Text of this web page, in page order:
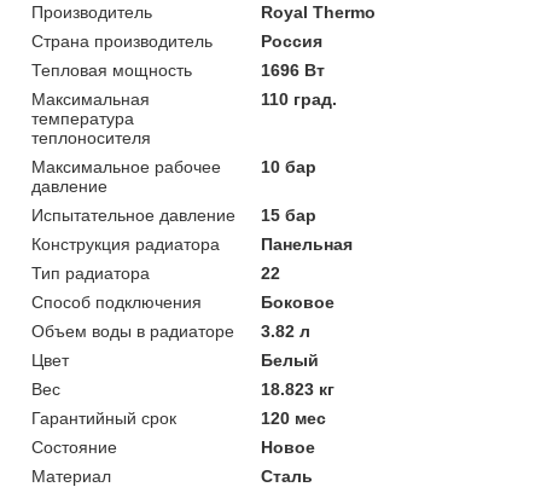
Производитель
Royal Thermo
Страна производитель
Россия
Тепловая мощность
1696 Вт
Максимальная
температура
теплоносителя
110 град.
Максимальное рабочее
давление
10 бар
Испытательное давление
15 бар
Конструкция радиатора
Панельная
Тип радиатора
22
Способ подключения
Боковое
Объем воды в радиаторе
3.82 л
Цвет
Белый
Вес
18.823 кг
Гарантийный срок
120 мес
Состояние
Новое
Материал
Сталь